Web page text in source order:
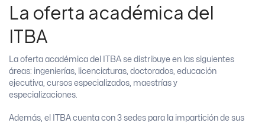
La oferta académica del
ITBA
La oferta académica del ITBA se distribuye en las siguientes
áreas: ingenierías, licenciaturas, doctorados, educación
ejecutiva, cursos especializados, maestrías y
especializaciones.
Además, el ITBA cuenta con 3 sedes para la impartición de sus